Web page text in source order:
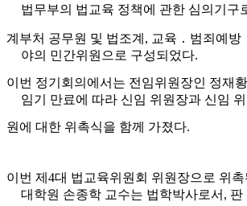
법무부의 법교육 정책에 관한 심의기구
계부처 공무원 및 법조계 , 교육 ․ 범죄예방
야의 민간위원으로 구성되었다.
이번 정기회의에서는 전임위원장인 정재
임기 만료에 따라 신임 위원장과 신임 위
원에 대한 위촉식을 함께 가졌다.
이번 제 4대 법교육위원회 위원장으로 위
대학원 손종학 교수는 법학박사로서 , 판